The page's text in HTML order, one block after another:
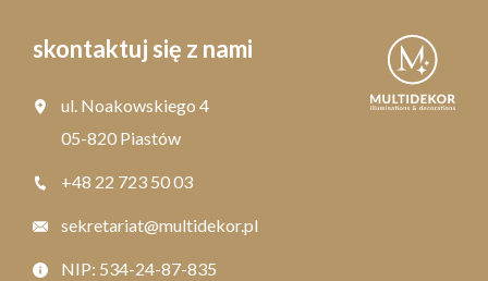
skontaktuj się z nami
ul. Noakowskiego 4
05-820 Piastów
+48 22 723 50 03
sekretariat@multidekor.pl
NIP: 534-24-87-835